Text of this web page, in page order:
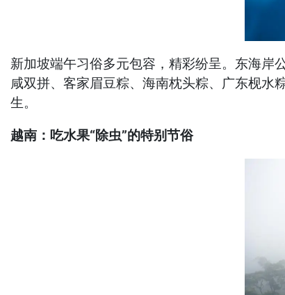
新加坡端午习俗多元包容，精彩纷呈。东海岸
咸双拼、客家眉豆粽、海南枕头粽、广东枧水
生。
越南：吃水果“除虫”的特别节俗